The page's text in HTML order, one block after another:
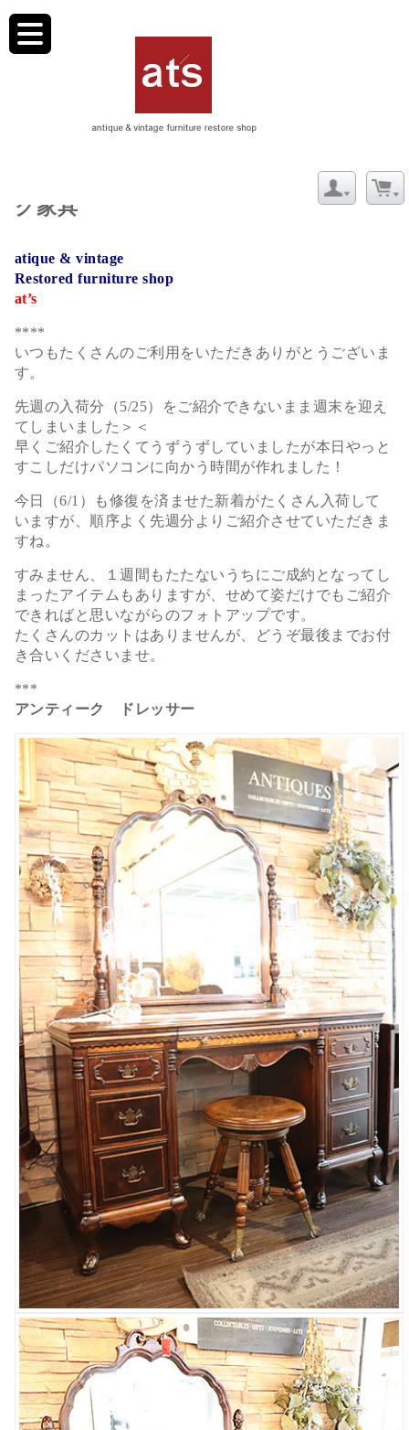
toggle
navigation
6/1【新着】ヴィンテージ＆アンティー
ク家具
atique & vintage
Restored furniture shop
at’s
****
いつもたくさんのご利用をいただきありがとうございま
す。
先週の入荷分（5/25）をご紹介できないまま週末を迎え
てしまいました＞＜
早くご紹介したくてうずうずしていましたが本日やっと
すこしだけパソコンに向かう時間が作れました！
今日（6/1）も修復を済ませた新着がたくさん入荷して
いますが、順序よく先週分よりご紹介させていただきま
すね。
すみません、１週間もたたないうちにご成約となってし
まったアイテムもありますが、せめて姿だけでもご紹介
できればと思いながらのフォトアップです。
たくさんのカットはありませんが、どうぞ最後までお付
き合いくださいませ。
***
アンティーク ドレッサー